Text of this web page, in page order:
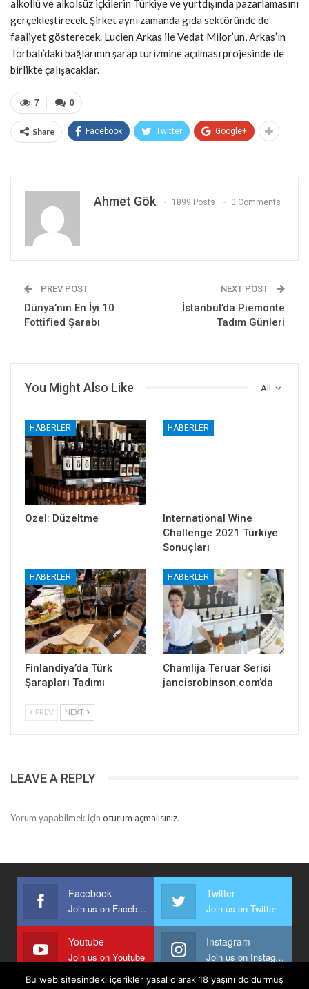
alkollü ve alkolsüz içkilerin Türkiye ve yurtdışında pazarlamasını
gerçekleştirecek. Şirket aynı zamanda gıda sektöründe de
faaliyet gösterecek. Lucien Arkas ile Vedat Milor’un, Arkas’ın
Torbalı’daki bağlarının şarap turizmine açılması projesinde de
birlikte çalışacaklar.
0
7
Share Facebook Twitter Google+
Ahmet Gök 1899 Posts 0 Comments
PREV POST
Dünya’nın En İyi 10
Fottified Şarabı
NEXT POST
İstanbul’da Piemonte
Tadım Günleri
All
You Might Also Like
HABERLER
Özel: Düzeltme
HABERLER
International Wine
Challenge 2021 Türkiye
Sonuçları
HABERLER
Finlandiya’da Türk
Şarapları Tadımı
HABERLER
Chamlija Teruar Serisi
jancisrobinson.com’da
PREV NEXT
LEAVE A REPLY
Yorum yapabilmek için oturum açmalısınız.
Facebook
Join us on Facebook
Twitter
Join us on Twitter
Youtube
Join us on Youtube
Instagram
Join us on Instagram
Bu web sitesindeki içerikler yasal olarak 18 yaşını doldurmuş